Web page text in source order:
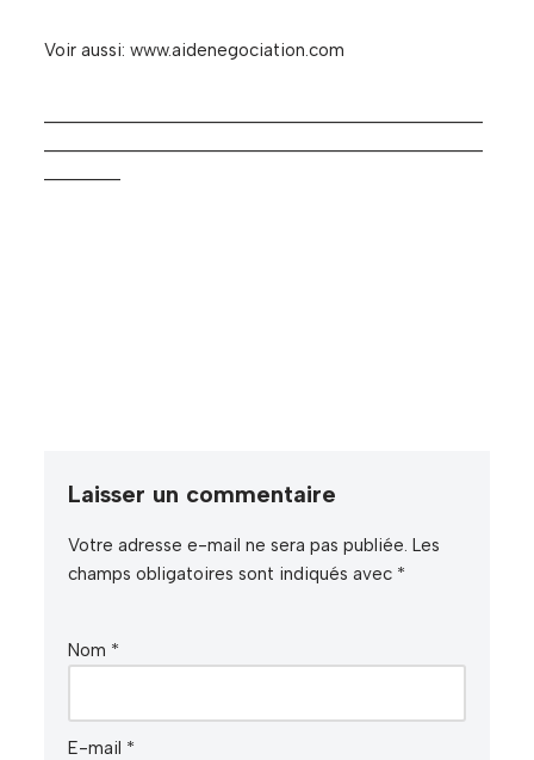
Voir aussi: www.aidenegociation.com
Laisser un commentaire
Votre adresse e-mail ne sera pas publiée. Les
champs obligatoires sont indiqués avec *
Nom *
E-mail *